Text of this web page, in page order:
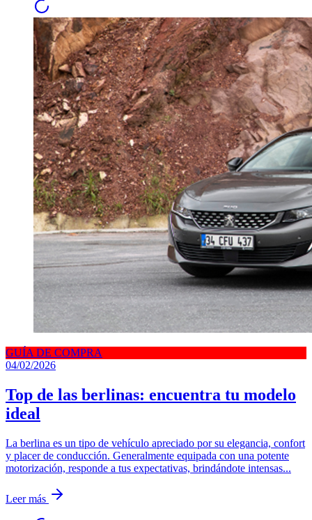
GUÍA DE COMPRA
04/02/2026
Top de las berlinas: encuentra tu modelo
ideal
La berlina es un tipo de vehículo apreciado por su elegancia, confort
y placer de conducción. Generalmente equipada con una potente
motorización, responde a tus expectativas, brindándote intensas...
Leer más